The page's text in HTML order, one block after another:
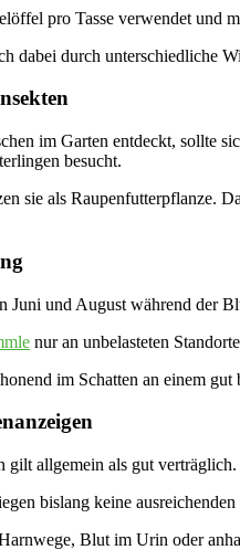
pro Tasse verwendet und
dabei durch unterschiedliche
im Garten entdeckt, sollte
besucht.
sie als Raupenfutterpflanze.
Juni und August während der
nur an unbelasteten
im Schatten an einem
gilt allgemein als gut
bislang keine
Blut im Urin oder